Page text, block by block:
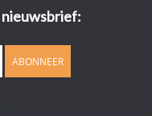
nieuwsbrief:
ABONNEER